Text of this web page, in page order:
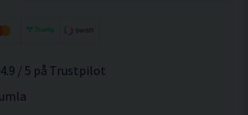
/ 5 på Trustpilot